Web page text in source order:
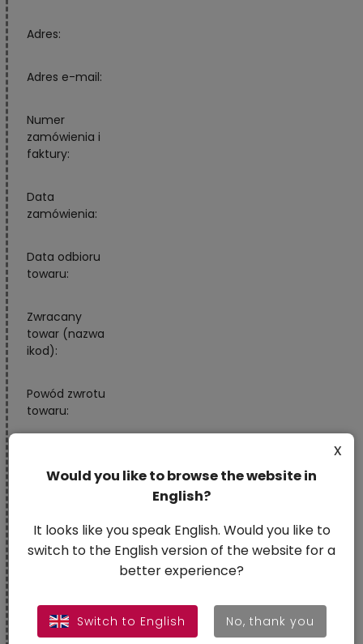
Adres:
Adres e-mail:
Numer
zamówienia i
faktury:
Data
zamówienia:
Data odbioru
towaru:
Zwracany
towar (nazwa
ikod):
Powód zwrotu
towaru:
zwrotu
otrzymanych
finansowych:
bankowe
(IBAN)/inny
Would you like to browse the website in
English?
x
It looks like you speak English. Would you like to
switch to the English version of the website for a
better experience?
Switch to English No, thank you